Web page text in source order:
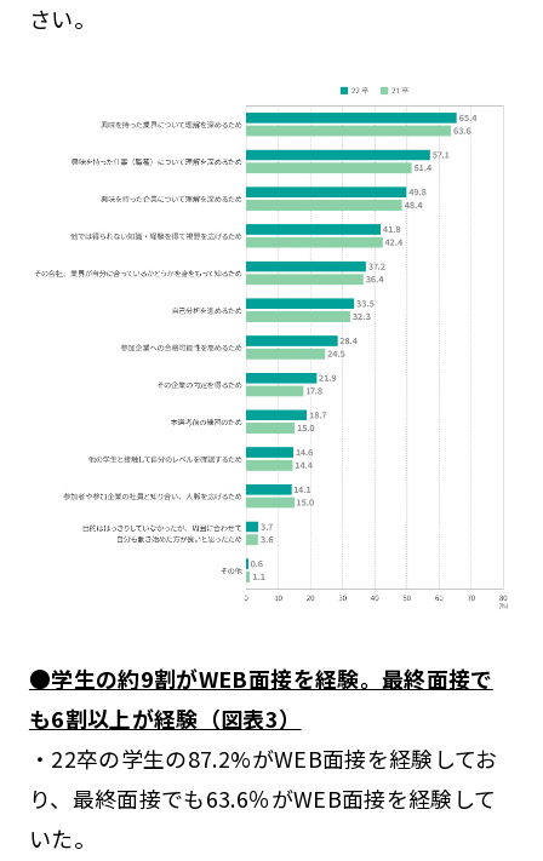
さい。
●学生の約9割がWEB面接を経験。最終面接で
も6割以上が経験（図表3）
・22卒の学生の87.2%がWEB面接を経験してお
り、最終面接でも63.6％がWEB面接を経験して
いた。